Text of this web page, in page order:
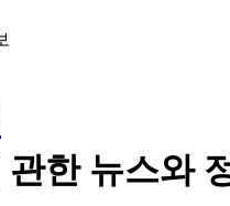
한 뉴스와